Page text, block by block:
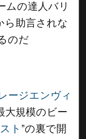
ムの達人バリ
ら助言されな
のだ
ージエンヴィ
大規模のビー
ト ”の裏で開